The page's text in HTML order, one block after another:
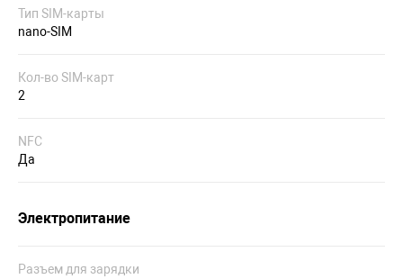
Тип SIM-карты
nano-SIM
Кол-во SIM-карт
2
NFC
Да
Электропитание
Разъем для зарядки